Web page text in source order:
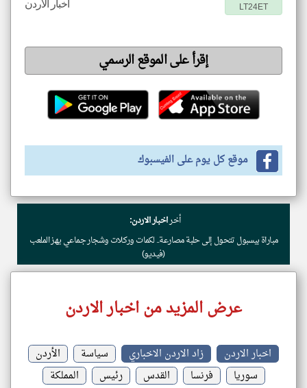
اخبار الاردن LT24ET
إقرأ على الموقع الرسمي
موقع كل يوم على الفيسبوك
أخراخبار الاردن:
مباراة بيسبول تتحول إلى حلبة مصارعة.. لكمات وركلات وشجار جماعي يهز الملعب
(فيديو)
عرض المزيد من اخبار الاردن
اخبار الاردن زاد الاردن الاخباري سياسة
الأردن
سوريا
فرنسا القدس رئيس
المملكة